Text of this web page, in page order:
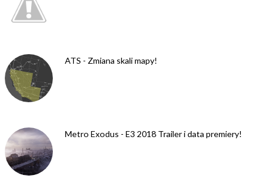
ATS - Zmiana skali mapy!
Metro Exodus - E3 2018 Trailer i data premiery!